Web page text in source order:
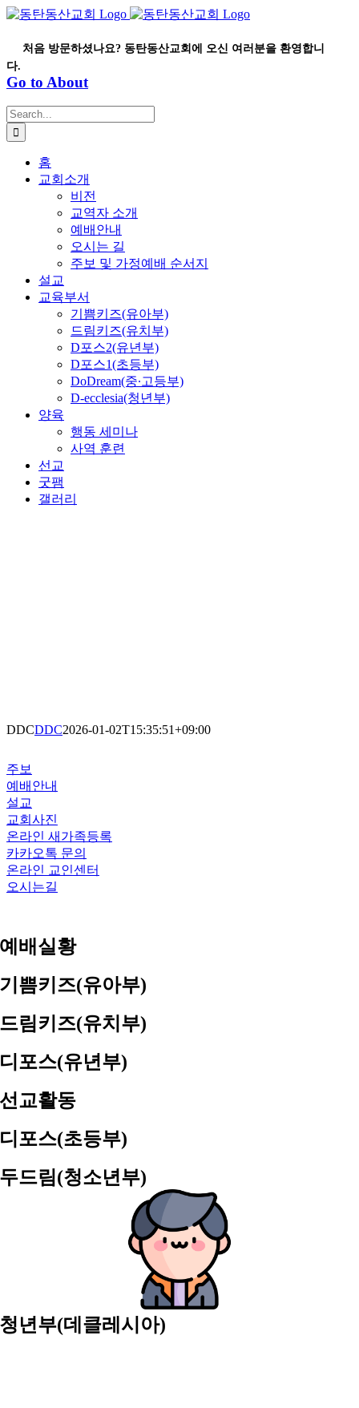
Skip
content
처음 방문하셨나요? 동탄동산교회에 오신 여러분을 환영합니
다.
Go to About
Search
for:
홈
교회소개
비전
교역자 소개
예배안내
오시는 길
주보 및 가정예배 순서지
설교
교육부서
기쁨키즈(유아부)
드림키즈(유치부)
D포스2(유년부)
D포스1(초등부)
DoDream(중∙고등부)
D-ecclesia(청년부)
양육
행동 세미나
사역 훈련
선교
굿팸
갤러리
DDCDDC2026-01-02T15:35:51+09:00
주보
예배안내
설교
교회사진
온라인 새가족등록
카카오톡 문의
온라인 교인센터
오시는길
예배실황
기쁨키즈(유아부)
드림키즈(유치부)
디포스(유년부)
선교활동
디포스(초등부)
두드림(청소년부)
청년부(데클레시아)